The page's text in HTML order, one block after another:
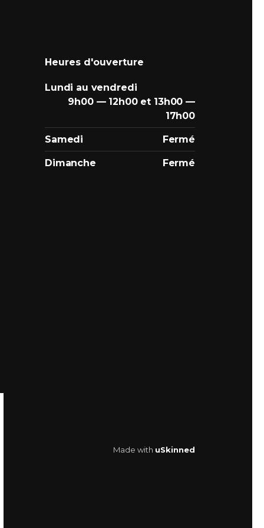
Heures d'ouverture
Lundi au vendredi
9h00 — 12h00 et 13h00 —
17h00
Samedi Fermé
Dimanche Fermé
Made with uSkinned